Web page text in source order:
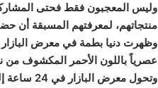
وليس المعجبون فقط فحتى
منتجاتهم، لمعرفتهم المسبقة أن
وظهرت دنيا بطمة في معرض
عصرياً باللون الأحمر المكشوف من
وتحول